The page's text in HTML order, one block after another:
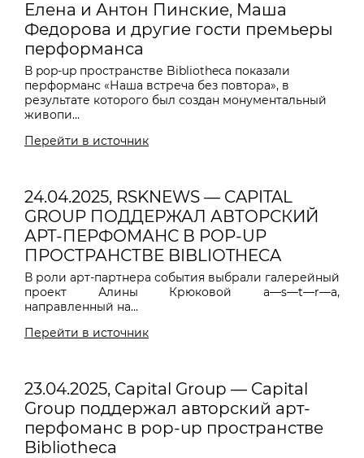
Елена и Антон Пинские, Маша
Федорова и другие гости премьеры
перформанса
В pop-up пространстве Bibliotheca показали
перформанс «Наша встреча без повтора», в
результате которого был создан монументальный
живопи...
Перейти в источник
24.04.2025, RSKNEWS — CAPITAL
GROUP ПОДДЕРЖАЛ АВТОРСКИЙ
АРТ-ПЕРФОМАНС В POP-UP
ПРОСТРАНСТВЕ BIBLIOTHECA
В роли арт-партнера события выбрали галерейный
проект Алины Крюковой a—s—t—r—a,
направленный на...
Перейти в источник
23.04.2025, Capital Group — Capital
Group поддержал авторский арт-
перфоманс в pop-up пространстве
Bibliotheca